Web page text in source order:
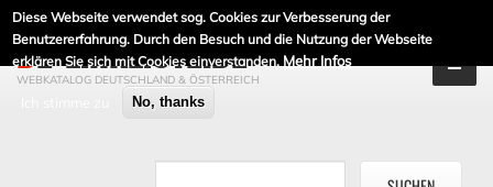
Diese Webseite verwendet sog. Cookies zur Verbesserung der
Benutzererfahrung. Durch den Besuch und die Nutzung der Webseite
erklären Sie sich mit Cookies einverstanden. Mehr Infos
No, thanks
DE-LINKLISTE.DE
WEBKATALOG DEUTSCHLAND & ÖSTERREICH